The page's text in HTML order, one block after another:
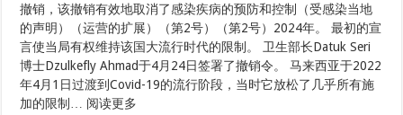
撤销，该撤销有效地取消了感染疾病的预防和控制（受感染当地
的声明）（运营的扩展）（第2号）（第2号）2024年。 最初的宣
言使当局有权维持该国大流行时代的限制。 卫生部长Datuk Seri
博士Dzulkefly Ahmad于4月24日签署了撤销令。 马来西亚于2022
年4月1日过渡到Covid-19的流行阶段，当时它放松了几乎所有施
加的限制… 阅读更多